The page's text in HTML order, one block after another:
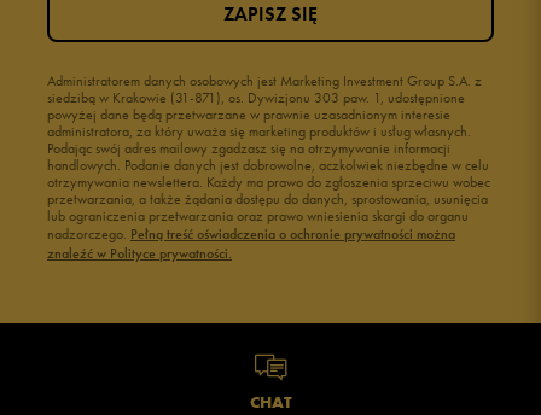
Administratorem danych osobowych jest Marketing Investment Group S.A. z
siedzibą w Krakowie (31-871), os. Dywizjonu 303 paw. 1, udostępnione
powyżej dane będą przetwarzane w prawnie uzasadnionym interesie
administratora, za który uważa się marketing produktów i usług własnych.
Podając swój adres mailowy zgadzasz się na otrzymywanie informacji
handlowych. Podanie danych jest dobrowolne, aczkolwiek niezbędne w celu
otrzymywania newslettera. Każdy ma prawo do zgłoszenia sprzeciwu wobec
przetwarzania, a także żądania dostępu do danych, sprostowania, usunięcia
lub ograniczenia przetwarzania oraz prawo wniesienia skargi do organu
nadzorczego. Pełną treść oświadczenia o ochronie prywatności można
znaleźć w Polityce prywatności.
ZAPISZ SIĘ
CHAT